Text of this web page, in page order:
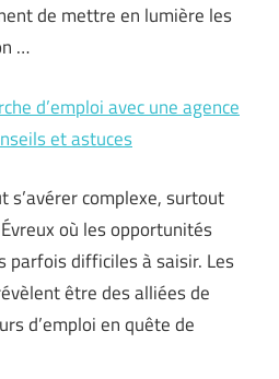
de mettre en lumière les
…
d’emploi avec une agence
et astuces
s’avérer complexe, surtout
où les opportunités
parfois difficiles à saisir. Les
être des alliées de
d’emploi en quête de